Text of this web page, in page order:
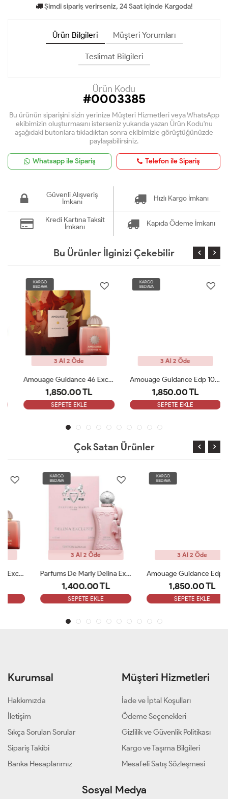
Şimdi sipariş verirseniz, 24 Saat içinde Kargoda!
Ürün Bilgileri Müşteri Yorumları
Teslimat Bilgileri
Ürün Kodu
#0003385
Bu ürünün siparişini sizin yerinize Müşteri Hizmetleri veya WhatsApp
ekibimizin oluşturmasını isterseniz yukarıda yazan Ürün Kodu'nu
aşağıdaki butonlara tıkladıktan sonra ekibimizle görüştüğünüzde
paylaşabilirsiniz.
Whatsapp ile Sipariş Telefon ile Sipariş
Güvenli Alışveriş
İmkanı
Hızlı Kargo İmkanı
Kredi Kartına Taksit
İmkanı
Kapıda Ödeme İmkanı
Bu Ürünler İlginizi Çekebilir
KARGO
BEDAVA
3 Al 2 Öde
Amouage Guidance 46 Exceptional Extrait 100ml Kadın Parfüm ARC
1,850.00 TL
SEPETE EKLE
KARGO
BEDAVA
3 Al 2 Öde
Amouage Guidance Edp 100 Ml Bayan Parfüm ARC
1,850.00 TL
SEPETE EKLE
Çok Satan Ürünler
3 Al 2 Öde
Parfums De Marly Delina Exclusive EDP Kadın 75ml Parfüm ARC
1,400.00 TL
SEPETE EKLE
3 Al 2 Öde
Amouage Guidance Edp 100 Ml Bayan Parfüm ARC
1,850.00 TL
SEPETE EKLE
Kurumsal
Hakkımızda
İletişim
Sıkça Sorulan Sorular
Sipariş Takibi
Banka Hesaplarımız
Müşteri Hizmetleri
İade ve İptal Koşulları
Ödeme Seçenekleri
Gizlilik ve Güvenlik Politikası
Kargo ve Taşıma Bilgileri
Mesafeli Satış Sözleşmesi
Sosyal Medya